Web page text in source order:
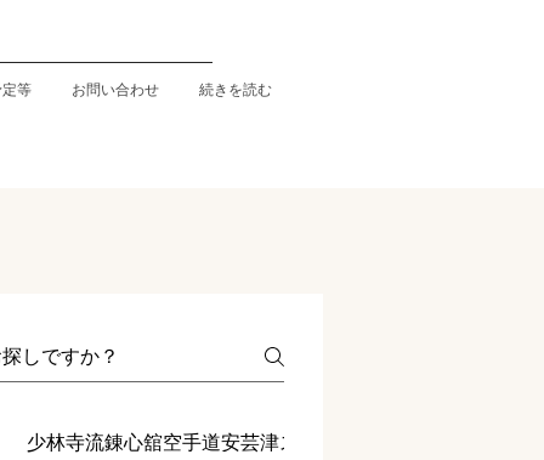
等 お問い合わせ 続きを読む
少林寺流錬心舘空手道安芸津スポーツ少年団